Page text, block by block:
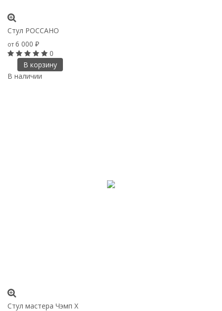
Стул РОССАНО
от6 000 ₽
0
В корзину
В наличии
Стул мастера Чэмп Х